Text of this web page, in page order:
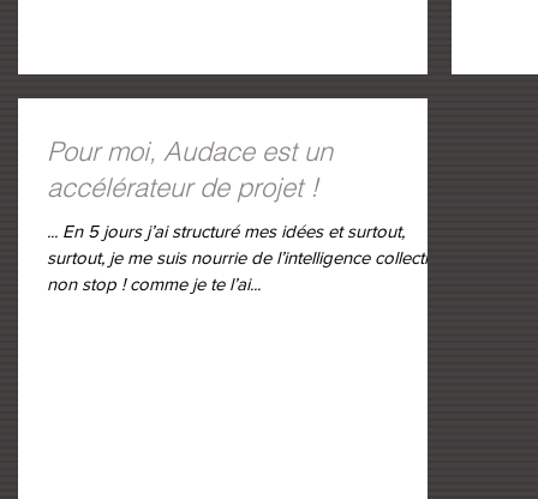
Pour moi, Audace est un
accélérateur de projet !
... En 5 jours j’ai structuré mes idées et surtout,
surtout, je me suis nourrie de l’intelligence collective
non stop ! comme je te l’ai...